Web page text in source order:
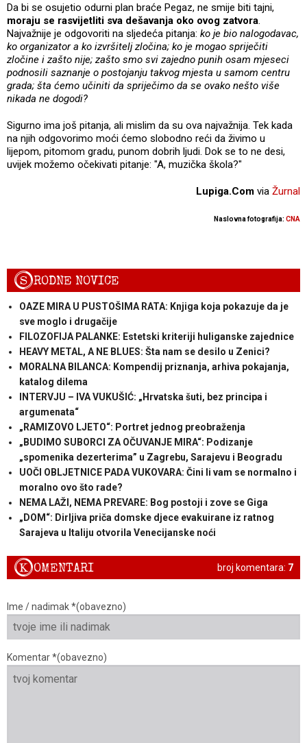
Da bi se osujetio odurni plan braće Pegaz, ne smije biti tajni,
moraju se rasvijetliti sva dešavanja oko ovog zatvora.
Najvažnije je odgovoriti na sljedeća pitanja: ko je bio nalogodavac,
ko organizator a ko izvršitelj zločina; ko je mogao spriječiti
zločine i zašto nije; zašto smo svi zajedno punih osam mjeseci
podnosili saznanje o postojanju takvog mjesta u samom centru
grada; šta ćemo učiniti da spriječimo da se ovako nešto više
nikada ne dogodi?
Sigurno ima još pitanja, ali mislim da su ova najvažnija. Tek kada
na njih odgovorimo moći ćemo slobodno reći da živimo u
lijepom, pitomom gradu, punom dobrih ljudi. Dok se to ne desi,
uvijek možemo očekivati pitanje: "A, muzička škola?"
Lupiga.Com via Žurnal
Naslovna fotografija: CNA
SRODNE NOVICE
OAZE MIRA U PUSTOŠIMA RATA: Knjiga koja pokazuje da je
sve moglo i drugačije
FILOZOFIJA PALANKE: Estetski kriteriji huliganske zajednice
HEAVY METAL, A NE BLUES: Šta nam se desilo u Zenici?
MORALNA BILANCA: Kompendij priznanja, arhiva pokajanja,
katalog dilema
INTERVJU – IVA VUKUŠIĆ: „Hrvatska šuti, bez principa i
argumenata“
„RAMIZOVO LJETO“: Portret jednog preobraženja
„BUDIMO SUBORCI ZA OČUVANJE MIRA“: Podizanje
„spomenika dezerterima” u Zagrebu, Sarajevu i Beogradu
UOČI OBLJETNICE PADA VUKOVARA: Čini li vam se normalno i
moralno ovo što rade?
NEMA LAŽI, NEMA PREVARE: Bog postoji i zove se Giga
„DOM“: Dirljiva priča domske djece evakuirane iz ratnog
Sarajeva u Italiju otvorila Venecijanske noći
broj komentara: 7
KOMENTARI
Ime / nadimak *(obavezno)
Komentar *(obavezno)